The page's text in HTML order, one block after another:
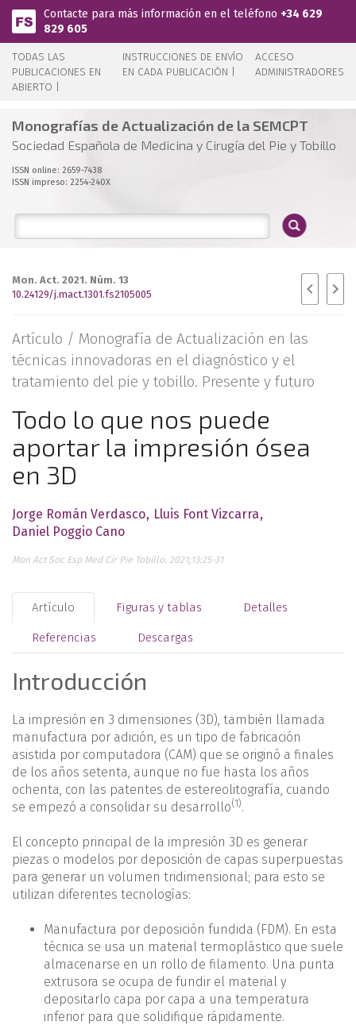
Pasar al contenido principal
Contacte para más información en el teléfono +34 629
829 605
TODAS LAS
PUBLICACIONES EN
ABIERTO |
INSTRUCCIONES DE ENVÍO
EN CADA PUBLICACIÓN |
ACCESO
ADMINISTRADORES
Monografías de Actualización de la SEMCPT
Sociedad Española de Medicina y Cirugía del Pie y Tobillo
ISSN online: 2659-7438
ISSN impreso: 2254-240X
Mon. Act. 2021. Núm. 13
10.24129/j.mact.1301.fs2105005
Artículo / Monografía de Actualización en las
técnicas innovadoras en el diagnóstico y el
tratamiento del pie y tobillo. Presente y futuro
Todo lo que nos puede
aportar la impresión ósea
en 3D
Jorge Román Verdasco
Lluis Font Vizcarra
Daniel Poggio Cano
Mon Act Soc Esp Med Cir Pie Tobillo. 2021;13:25-31
Artículo Figuras y tablas Detalles
Referencias Descargas
Introducción
La impresión en 3 dimensiones (3D), también llamada
manufactura por adición, es un tipo de fabricación
asistida por computadora (CAM) que se originó a finales
de los años setenta, aunque no fue hasta los años
ochenta, con las patentes de estereolitografía, cuando
se empezó a consolidar su desarrollo(1).
El concepto principal de la impresión 3D es generar
piezas o modelos por deposición de capas superpuestas
para generar un volumen tridimensional; para esto se
utilizan diferentes tecnologías:
Manufactura por deposición fundida (FDM). En esta
técnica se usa un material termoplástico que suele
almacenarse en un rollo de filamento. Una punta
extrusora se ocupa de fundir el material y
depositarlo capa por capa a una temperatura
inferior para que solidifique rápidamente.